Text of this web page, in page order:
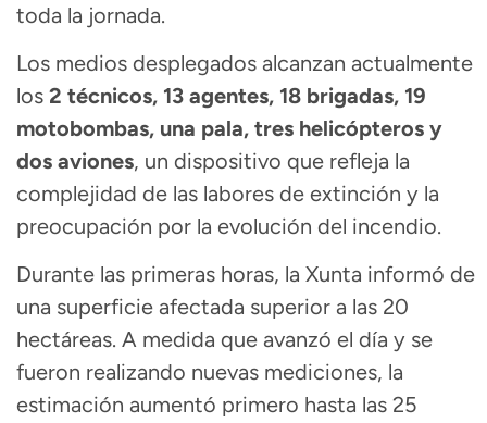
toda la jornada.
Los medios desplegados alcanzan actualmente
los 2 técnicos, 13 agentes, 18 brigadas, 19
motobombas, una pala, tres helicópteros y
dos aviones, un dispositivo que refleja la
complejidad de las labores de extinción y la
preocupación por la evolución del incendio.
Durante las primeras horas, la Xunta informó de
una superficie afectada superior a las 20
hectáreas. A medida que avanzó el día y se
fueron realizando nuevas mediciones, la
estimación aumentó primero hasta las 25